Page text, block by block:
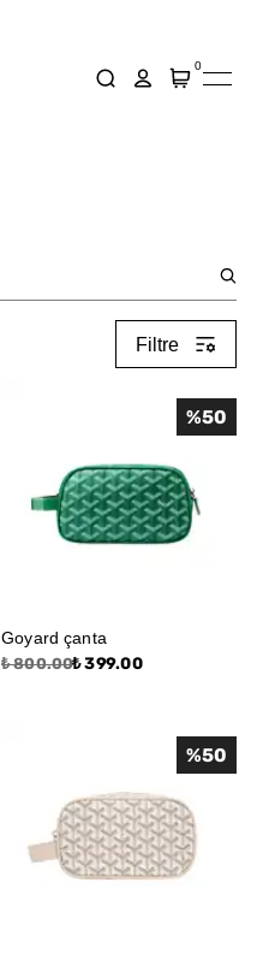
0
Filtre
Goyard çanta
₺ 800.00₺ 399.00
%50
%50